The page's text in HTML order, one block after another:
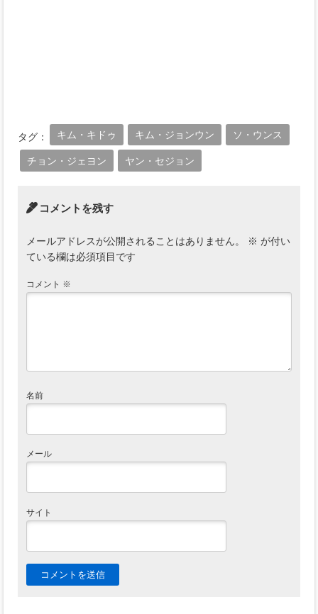
タグ： キム・キドゥ キム・ジョンウン ソ・ウンス
チョン・ジェヨン ヤン・セジョン
コメントを残す
メールアドレスが公開されることはありません。 ※ が付い
ている欄は必須項目です
コメント ※
名前
メール
サイト